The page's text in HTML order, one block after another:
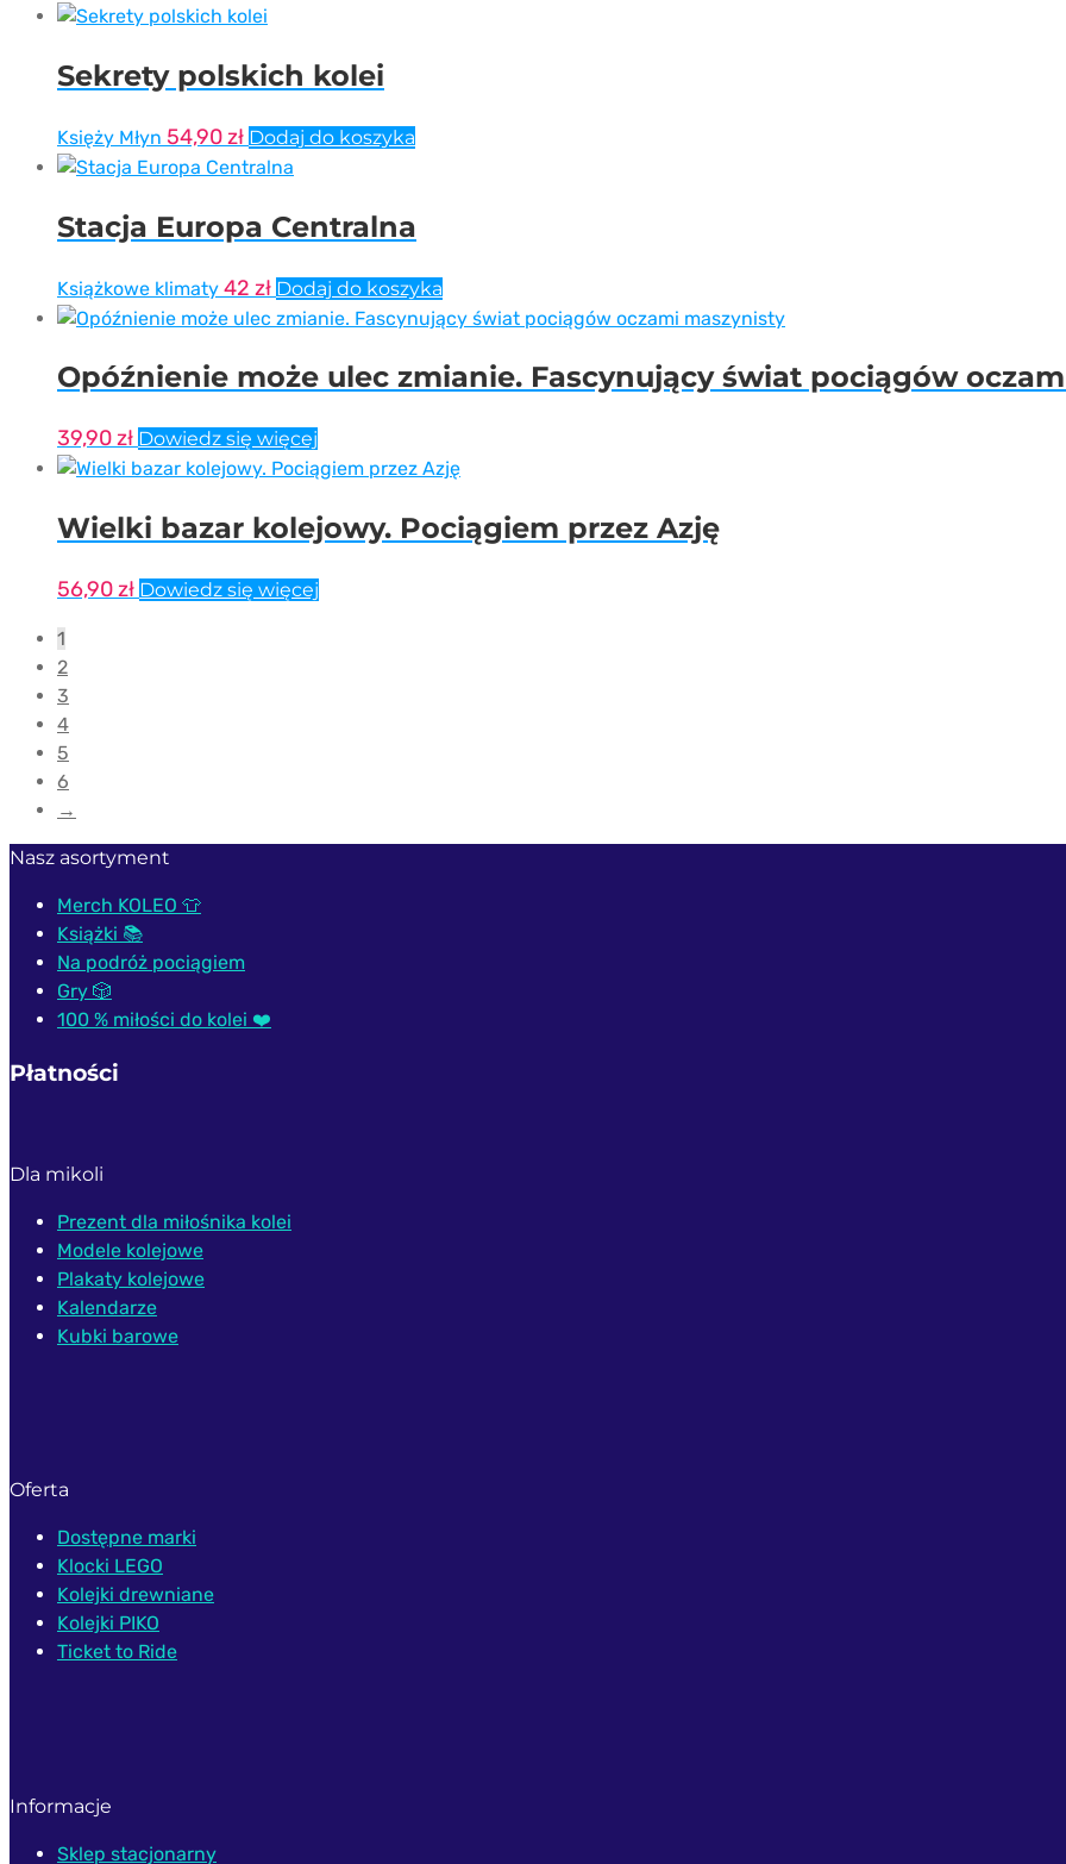
Sekrety polskich kolei
Księży Młyn 54,90zł Dodaj do koszyka
Stacja Europa Centralna
Książkowe klimaty 42 zł Dodaj do koszyka
Opóźnienie może ulec zmianie. Fascynujący świat pociągów
39,90zł Dowiedz się więcej
Wielki bazar kolejowy. Pociągiem przez Azję
56,90zł Dowiedz się więcej
1
2
3
4
5
6
→
Nasz asortyment
Merch KOLEO 👕
Książki 📚
Na podróż pociągiem
Gry 🎲
100 % miłości do kolei ❤️
Płatności
Dla mikoli
Prezent dla miłośnika kolei
Modele kolejowe
Plakaty kolejowe
Kalendarze
Kubki barowe
Oferta
Dostępne marki
Klocki LEGO
Kolejki drewniane
Kolejki PIKO
Ticket to Ride
Informacje
Sklep stacjonarny